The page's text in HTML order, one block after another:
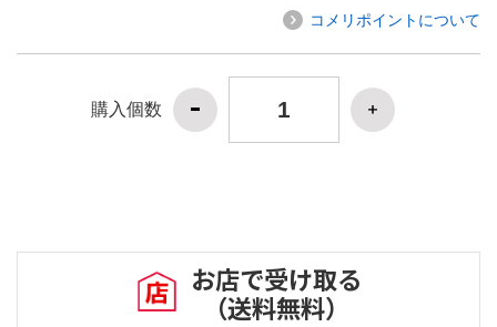
コメリポイントについて
購入個数
お店で受け取る
（送料無料）